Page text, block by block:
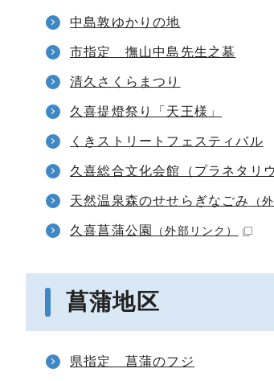
中島敦ゆかりの地
市指定 撫山中島先生之墓
清久さくらまつり
久喜提燈祭り「天王様」
くきストリートフェスティバル
久喜総合文化会館（プラネタリウ
天然温泉森のせせらぎなごみ （
久喜菖蒲公園 （外部リンク）
菖蒲地区
県指定 菖蒲のフジ